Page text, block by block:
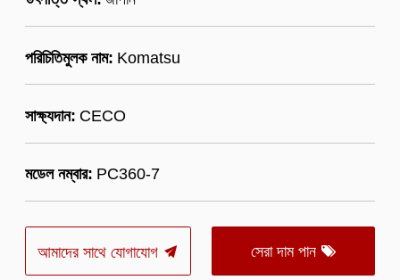
পরিচিতিমুলক নাম: Komatsu
সাক্ষ্যদান: CECO
মডেল নম্বার: PC360-7
আমাদের সাথে যোগাযোগ সেরা দাম পান